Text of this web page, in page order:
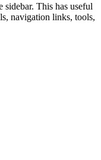
This has useful
navigation links, tools,